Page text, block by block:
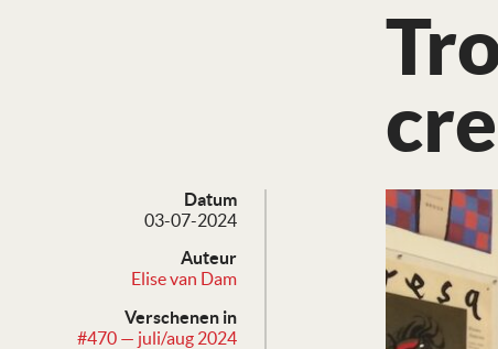
Datum
03-07-2024
Auteur
Elise van Dam
Verschenen in
#470 — juli/aug 2024